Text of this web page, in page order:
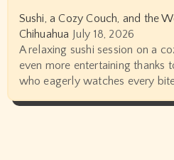
Sushi, a Cozy Couch, and the
Chihuahua July 18, 2026
A relaxing sushi session on a
even more entertaining thanks
who eagerly watches every